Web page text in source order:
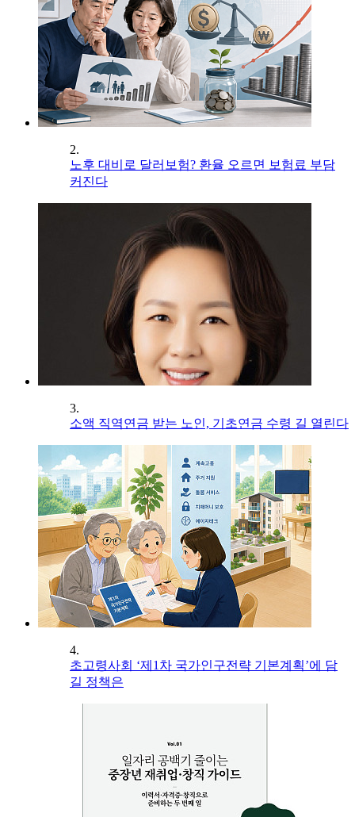
2.
노후 대비로 달러보험? 환율 오르면 보험료 부담
커진다
3.
소액 직역연금 받는 노인, 기초연금 수령 길 열린다
4.
초고령사회 ‘제1차 국가인구전략 기본계획’에 담
길 정책은